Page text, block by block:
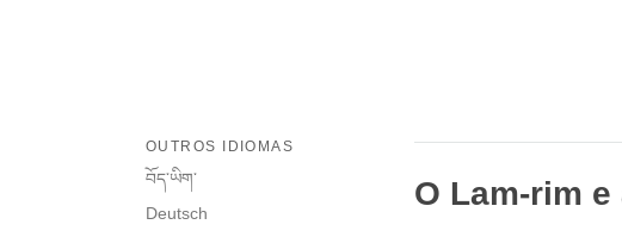
OUTROS IDIOMAS
བོད་ཡིག་
Deutsch
O Lam-rim